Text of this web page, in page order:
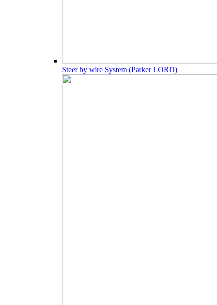
Steer by wire System (Parker LORD)